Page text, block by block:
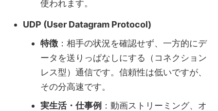
使われます。
UDP (User Datagram Protocol)
特徴 ：相手の状況を確認せず、一方的にデ
ータを送りっぱなしにする（コネクション
レス型）通信です。信頼性は低いですが、
その分高速です。
実生活・仕事例 ：動画ストリーミング、オ